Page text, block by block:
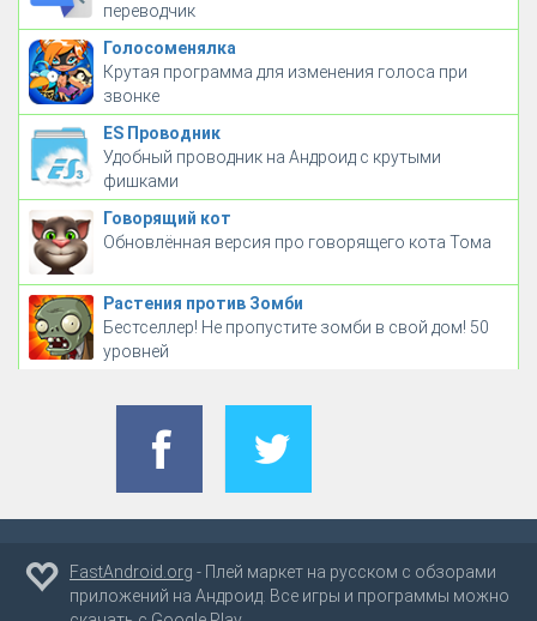
переводчик
Голосоменялка
Крутая программа для изменения голоса при
звонке
ES Проводник
Удобный проводник на Андроид с крутыми
фишками
Говорящий кот
Обновлённая версия про говорящего кота Тома
Растения против Зомби
Бестселлер! Не пропустите зомби в свой дом! 50
уровней
FastAndroid.org - Плей маркет на русском с обзорами
приложений на Андроид. Все игры и программы можно